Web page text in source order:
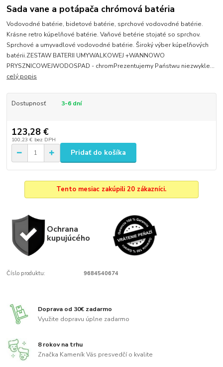
Sada vane a potápača chrómová batéria
Vodovodné batérie, bidetové batérie, sprchové vodovodné batérie.
Krásne retro kúpelňové batérie. Vaňové betérie stojaté so sprchov.
Sprchové a umyvadlové vodovodné batérie. Široký výber kúpeľňových
batérii.ZESTAW BATERII UMYWALKOWEJ +WANNOWO
PRYSZNICOWEJWODOSPAD - chromPrezentujemy Państwu niezwykle...
celý popis
Dostupnosť 3-6 dní
123,28 €
100,23 € bez DPH
Pridať do košíka
Tento mesiac zakúpili 20 zákazníci.
Ochrana
kupujúcého
Číslo produktu: 9684540674
Doprava od 30€ zadarmo
Využite dopravu úplne zadarmo
8 rokov na trhu
Značka Kameník Vás presvedčí o kvalite